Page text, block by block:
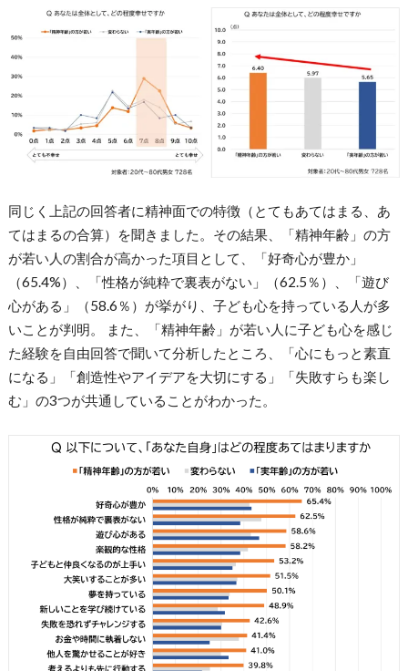
同じく上記の回答者に精神面での特徴（とてもあてはまる、あ
てはまるの合算）を聞きました。その結果、「精神年齢」の方
が若い人の割合が高かった項目として、「好奇心が豊か」
（65.4%）、「性格が純粋で裏表がない」（62.5％）、「遊び
心がある」（58.6％）が挙がり、子ども心を持っている人が多
いことが判明。 また、「精神年齢」が若い人に子ども心を感じ
た経験を自由回答で聞いて分析したところ、「心にもっと素直
になる」「創造性やアイデアを大切にする」「失敗すらも楽し
む」の3つが共通していることがわかった。